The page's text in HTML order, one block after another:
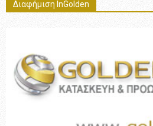
Διαφήμιση InGolden